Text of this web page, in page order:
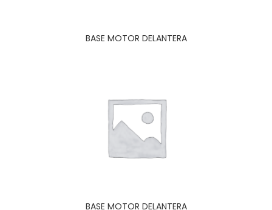
BASE MOTOR DELANTERA
BASE MOTOR DELANTERA